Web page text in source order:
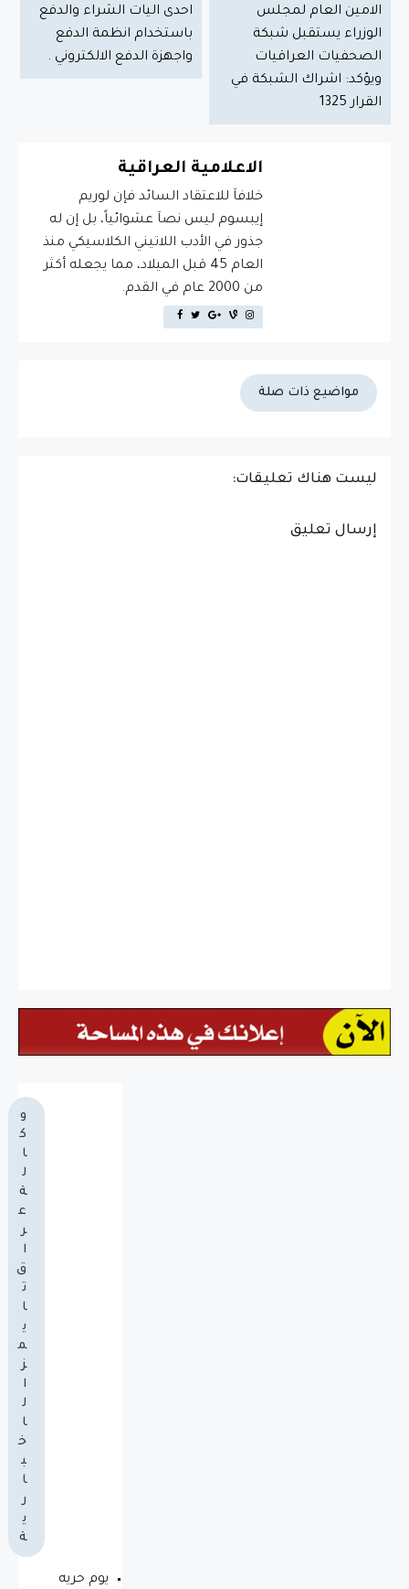
الامين العام لمجلس
الوزراء يستقبل شبكة
الصحفيات العراقيات
ويؤكد: اشراك الشبكة في
القرار 1325
احدى اليات الشراء والدفع
باستخدام انظمة الدفع
واجهزة الدفع الالكتروني .
الاعلامية العراقية
خلافاَ للاعتقاد السائد فإن لوريم
إيبسوم ليس نصاَ عشوائياً، بل إن له
جذور في الأدب اللاتيني الكلاسيكي منذ
العام 45 قبل الميلاد، مما يجعله أكثر
من 2000 عام في القدم.
مواضيع ذات صلة
ليست هناك تعليقات:
إرسال تعليق
و
ك
ا
ل
ة
ع
ر
ا
ق
ت
ا
ي
م
ز
ا
ل
ا
خ
ب
ا
ر
ي
ة
يوم حريه